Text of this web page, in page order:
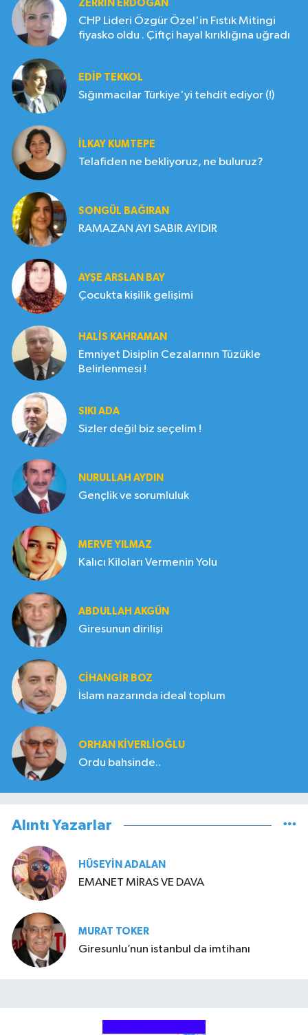
ZERRIN ERDOĞAN
CHP Lideri Özgür Özel'in Fıstık Mitingi
fiyasko oldu . Çiftçi hayal kırıklığına uğradı
EDIP TEKKOL
Sığınmacılar Türkiye'yi tehdit ediyor (!)
İLKAY KUMTEPE
Telafiden ne bekliyoruz, ne buluruz?
SONGÜL BAĞIRAN
RAMAZAN AYI SABIR AYIDIR
AYŞE ARSLAN BAY
Çocukta kişilik gelişimi
HALIS KAHRAMAN
Emniyet Disiplin Cezalarının Tüzükle
Belirlenmesi !
SIKI ADA
Sizler değil biz seçelim !
NURULLAH AYDIN
Gençlik ve sorumluluk
MERVE YILMAZ
Kalıcı Kiloları Vermenin Yolu
ABDULLAH AKGÜN
Giresunun dirilişi
CIHANGIR BOZ
İslam nazarında ideal toplum
ORHAN KIVERLIOĞLU
Ordu bahsinde..
Alıntı Yazarlar
HÜSEYIN ADALAN
EMANET MİRAS VE DAVA
MURAT TOKER
Giresunlu’nun istanbul da imtihanı